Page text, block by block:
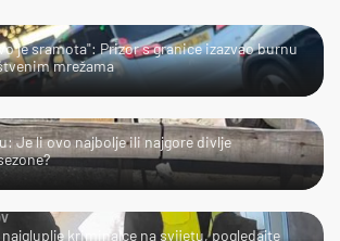
je sramota": Prizor s granice izazvao burnu
mrežama
Je li ovo najbolje ili najgore divlje
kriminalce na svijetu, pogledajte